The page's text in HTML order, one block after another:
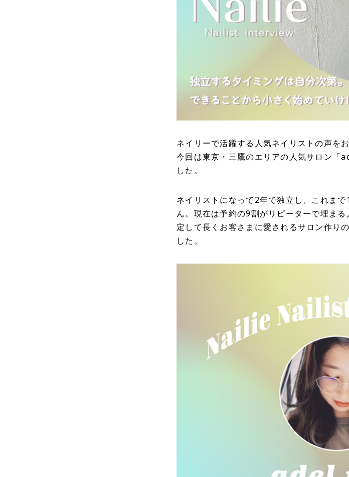
ネイリーで活躍する人気ネイリストの声を
今回は東京・三鷹のエリアの人気サロン「
した。
ネイリストになって2年で独立し、これま
ん。現在は予約の9割がリピーターで埋ま
定して長くお客さまに愛されるサロン作り
した。